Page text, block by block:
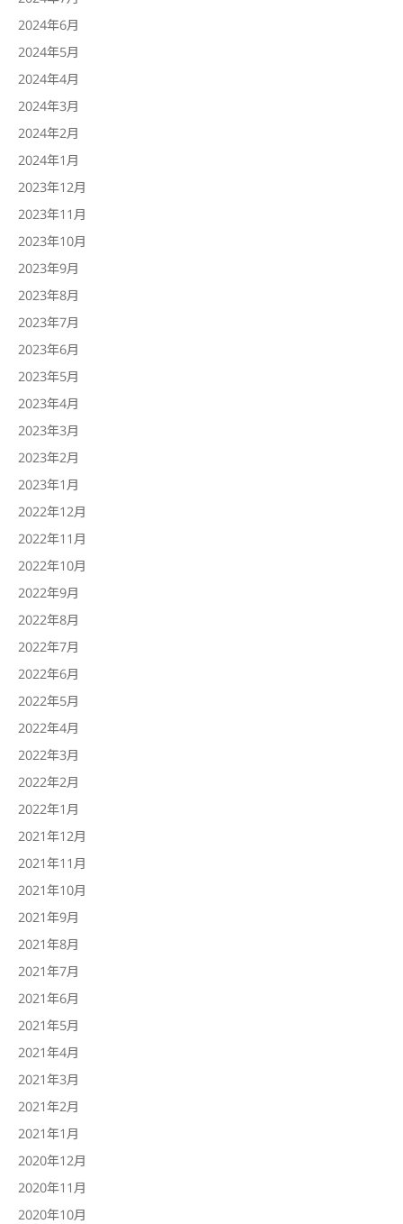
2024年6月
2024年5月
2024年4月
2024年3月
2024年2月
2024年1月
2023年12月
2023年11月
2023年10月
2023年9月
2023年8月
2023年7月
2023年6月
2023年5月
2023年4月
2023年3月
2023年2月
2023年1月
2022年12月
2022年11月
2022年10月
2022年9月
2022年8月
2022年7月
2022年6月
2022年5月
2022年4月
2022年3月
2022年2月
2022年1月
2021年12月
2021年11月
2021年10月
2021年9月
2021年8月
2021年7月
2021年6月
2021年5月
2021年4月
2021年3月
2021年2月
2021年1月
2020年12月
2020年11月
2020年10月